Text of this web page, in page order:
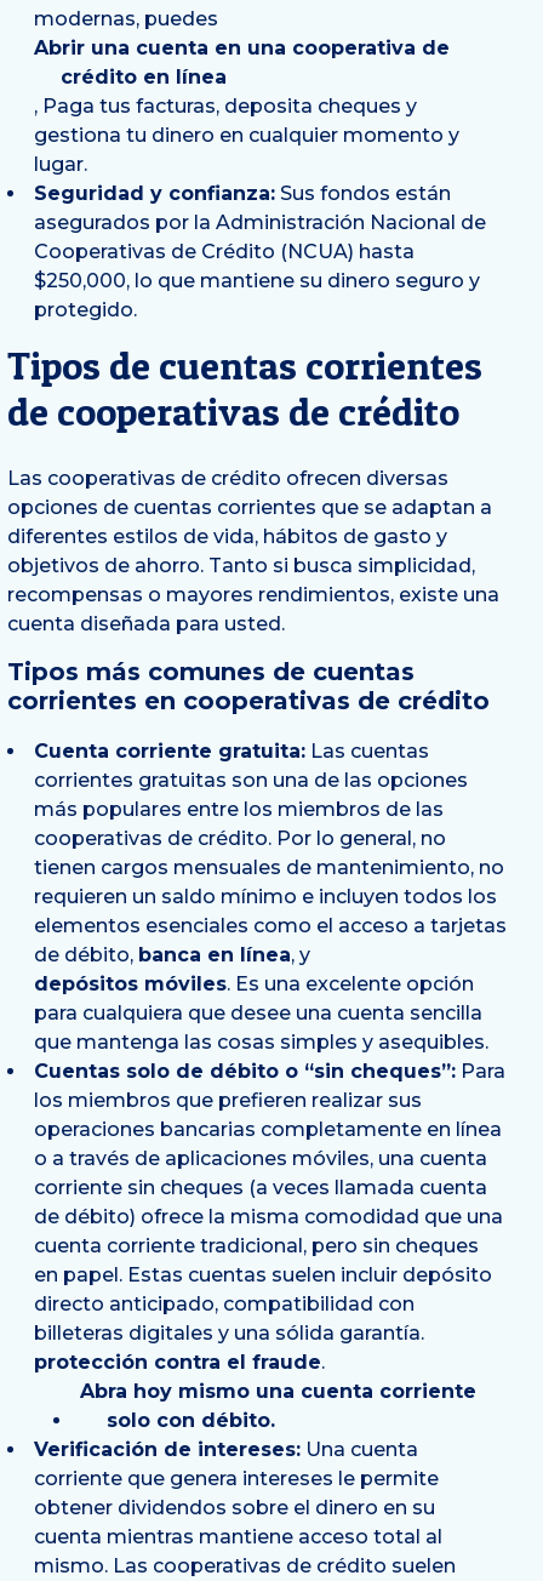
modernas, puedes
Abrir una cuenta en una cooperativa de
crédito en línea
, Paga tus facturas, deposita cheques y
gestiona tu dinero en cualquier momento y
lugar.
Seguridad y confianza: Sus fondos están
asegurados por la Administración Nacional de
Cooperativas de Crédito (NCUA) hasta
$250,000, lo que mantiene su dinero seguro y
protegido.
Tipos de cuentas corrientes
de cooperativas de crédito
Las cooperativas de crédito ofrecen diversas
opciones de cuentas corrientes que se adaptan a
diferentes estilos de vida, hábitos de gasto y
objetivos de ahorro. Tanto si busca simplicidad,
recompensas o mayores rendimientos, existe una
cuenta diseñada para usted.
Tipos más comunes de cuentas
corrientes en cooperativas de crédito
Cuenta corriente gratuita: Las cuentas
corrientes gratuitas son una de las opciones
más populares entre los miembros de las
cooperativas de crédito. Por lo general, no
tienen cargos mensuales de mantenimiento, no
requieren un saldo mínimo e incluyen todos los
elementos esenciales como el acceso a tarjetas
de débito, banca en línea, y
depósitos móviles. Es una excelente opción
para cualquiera que desee una cuenta sencilla
que mantenga las cosas simples y asequibles.
Cuentas solo de débito o “sin cheques”: Para
los miembros que prefieren realizar sus
operaciones bancarias completamente en línea
o a través de aplicaciones móviles, una cuenta
corriente sin cheques (a veces llamada cuenta
de débito) ofrece la misma comodidad que una
cuenta corriente tradicional, pero sin cheques
en papel. Estas cuentas suelen incluir depósito
directo anticipado, compatibilidad con
billeteras digitales y una sólida garantía.
protección contra el fraude.
Abra hoy mismo una cuenta corriente
solo con débito.
Verificación de intereses: Una cuenta
corriente que genera intereses le permite
obtener dividendos sobre el dinero en su
cuenta mientras mantiene acceso total al
mismo. Las cooperativas de crédito suelen